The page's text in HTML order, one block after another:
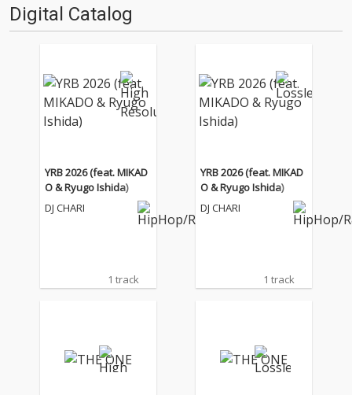
今月は、日本ではまだあまり耳
慣れない“Type …
Digital Catalog
YRB 2026 (feat. MIKAD
O & Ryugo Ishida)
DJ CHARI
1 track
YRB 2026 (feat. MIKAD
O & Ryugo Ishida)
DJ CHARI
1 track